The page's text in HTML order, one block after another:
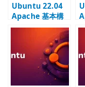
Ubuntu 22.04
Apache 基本構
築 –
VirtualHost と
DocumentRoot
の基本